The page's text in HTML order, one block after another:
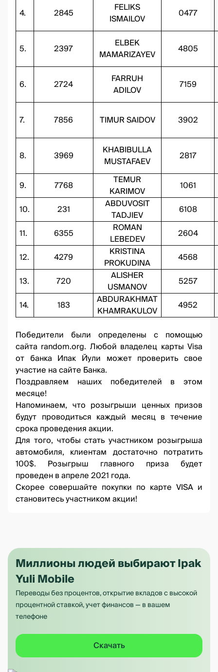
4. 2845
FELIKS
ISMAILOV
0477
5. 2397
ELBEK
MAMARIZAYEV
4805
6. 2724
FARRUH
ADILOV
7159
7. 7856 TIMUR SAIDOV 3902
8. 3969
KHABIBULLA
MUSTAFAEV
2817
9. 7768
TEMUR
KARIMOV
1061
10.
231
ABDUVOSIT
TADJIEV
6108
11.
6355
ROMAN
LEBEDEV
2604
12.
4279
KRISTINA
PROKUDINA
4568
13.
720
ALISHER
USMANOV
5257
14.
183
ABDURAKHMAT
KHAMRAKULOV
4952
Победители были определены с помощью
сайта random.org. Любой владелец карты Visa
от банка Ипак Йули может проверить свое
участие на сайте Банка.
Поздравляем наших победителей в этом
месяце!
Напоминаем, что розыгрыши ценных призов
будут проводиться каждый месяц в течение
срока проведения акции.
Для того, чтобы стать участником розыгрыша
автомобиля, клиентам достаточно потратить
100$. Розыгрыш главного приза будет
проведен в апреле 2021 года.
Скорее совершайте покупки по карте VISA и
становитесь участником акции!
Миллионы людей выбирают Ipak
Yuli Mobile
Переводы без процентов, открытие вкладов с высокой
процентной ставкой, учет финансов — в вашем
телефоне
Скачать